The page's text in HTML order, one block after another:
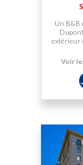
Un B&B
extérieur
Voir